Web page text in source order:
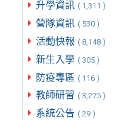
升學資訊 ( 1,311 )
營隊資訊 ( 530 )
活動快報 ( 8,148 )
新生入學 ( 305 )
防疫專區 ( 116 )
教師研習 ( 3,275 )
系統公告 ( 29 )